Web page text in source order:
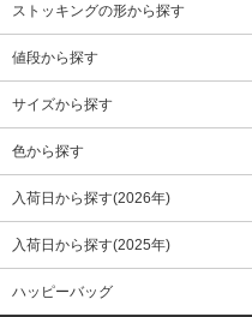
ストッキングの形から探す
値段から探す
サイズから探す
色から探す
入荷日から探す(2026年)
入荷日から探す(2025年)
ハッピーバッグ